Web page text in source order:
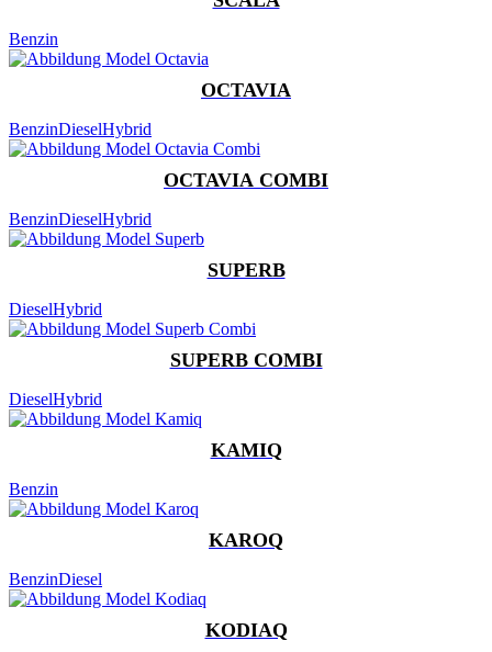
Benzin
OCTAVIA
BenzinDieselHybrid
OCTAVIA COMBI
BenzinDieselHybrid
SUPERB
DieselHybrid
SUPERB COMBI
DieselHybrid
KAMIQ
Benzin
KAROQ
BenzinDiesel
KODIAQ